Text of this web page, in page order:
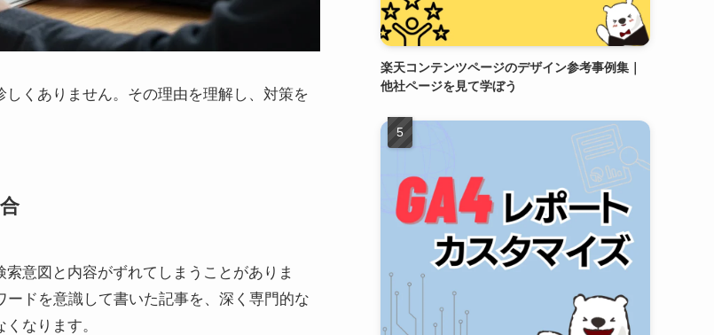
くありません。その理由を理解し、対策を
意図と内容がずれてしまうことがありま
ドを意識して書いた記事を、深く専門的な
なります。
楽天コンテンツページのデザイン参考事例集｜
他社ページを見て学ぼう